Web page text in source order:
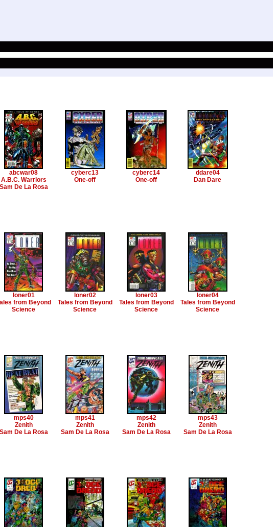
abcwar08
A.B.C. Warriors
Sam De La Rosa
cyberc13
One-off
cyberc14
One-off
ddare04
Dan Dare
loner01
from Beyond
Science
loner02
Tales from Beyond
Science
loner03
Tales from Beyond
Science
loner04
Tales from Beyond
Science
mps40
Zenith
Sam De La Rosa
mps41
Zenith
Sam De La Rosa
mps42
Zenith
Sam De La Rosa
mps43
Zenith
Sam De La Rosa